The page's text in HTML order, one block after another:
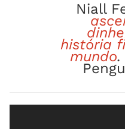
Niall
história
mundo.